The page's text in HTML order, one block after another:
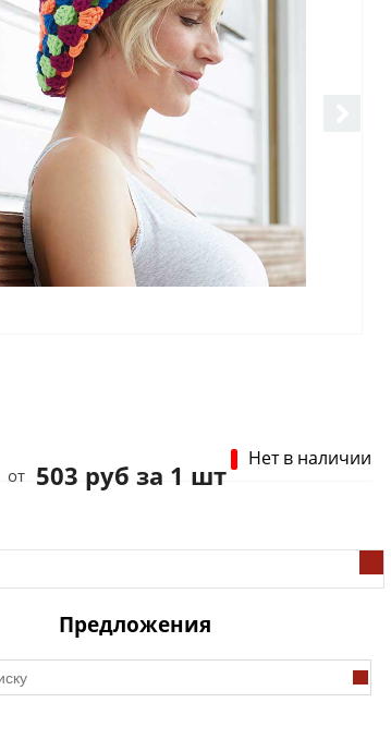
Нет в наличии
503 руб за 1 шт
от
Предложения